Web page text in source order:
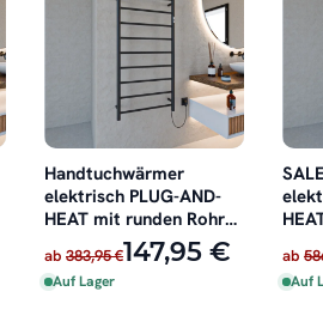
Handtuchwärmer
elektrisch PLUG-AND-
HEAT mit runden Rohren
ab 383,95 €147,95 €
Auf Lager
ab
Auf